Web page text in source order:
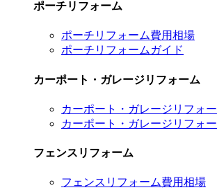
ポーチリフォーム
ポーチリフォーム費用相場
ポーチリフォームガイド
カーポート・ガレージリフォーム
カーポート・ガレージリフォ
カーポート・ガレージリフォ
フェンスリフォーム
フェンスリフォーム費用相場